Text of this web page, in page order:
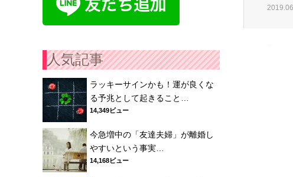
人気記事
ラッキーサインかも！運が良くな
る予兆として起きること…
14,349ビュー
今急増中の「友達夫婦」が離婚し
やすいという事実…
14,168ビュー